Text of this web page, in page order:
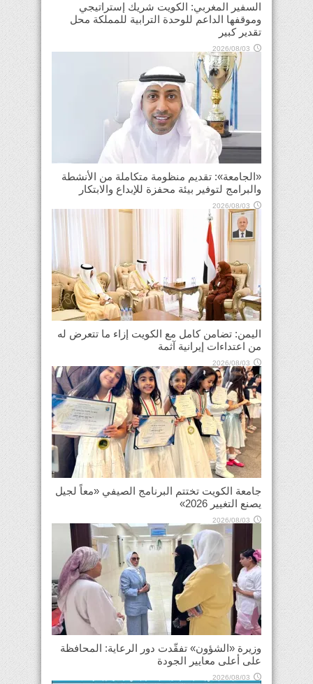
السفير المغربي: الكويت شريك إستراتيجي
وموقفها الداعم للوحدة الترابية للمملكة محل
تقدير كبير
2026/08/03
«الجامعة»: تقديم منظومة متكاملة من الأنشطة
والبرامج لتوفير بيئة محفزة للإبداع والابتكار
2026/08/03
اليمن: تضامن كامل مع الكويت إزاء ما تتعرض له
من اعتداءات إيرانية آثمة
2026/08/03
جامعة الكويت تختتم البرنامج الصيفي «معاً لجيل
يصنع التغيير 2026»
2026/08/03
وزيرة «الشؤون» تفقّدت دور الرعاية: المحافظة
على أعلى معايير الجودة
2026/08/03